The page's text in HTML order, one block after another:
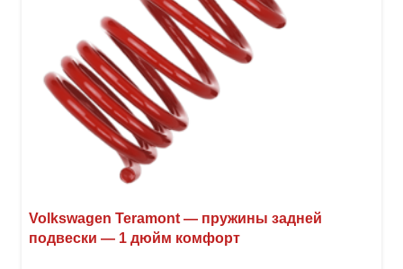
Volkswagen Teramont — пружины задней
подвески — 1 дюйм комфорт